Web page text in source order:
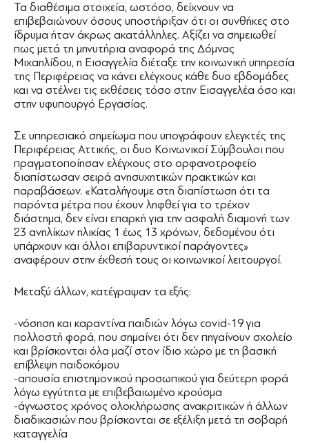
Τα διαθέσιμα στοιχεία, ωστόσο, δείχνουν να
επιβεβαιώνουν όσους υποστήριξαν ότι οι συνθήκες στο
ίδρυμα ήταν άκρως ακατάλληλες. Αξίζει να σημειωθεί
πως μετά τη μηνυτήρια αναφορά της Δόμνας
Μιχαηλίδου, η Εισαγγελία διέταξε την κοινωνική υπηρεσία
της Περιφέρειας να κάνει ελέγχους κάθε δυο εβδομάδες
και να στέλνει τις εκθέσεις τόσο στην Εισαγγελέα όσο και
στην υφυπουργό Εργασίας.
Σε υπηρεσιακό σημείωμα που υπογράφουν ελεγκτές της
Περιφέρειας Αττικής, οι δυο Κοινωνικοί Σύμβουλοι που
πραγματοποίησαν ελέγχους στο ορφανοτροφείο
διαπίστωσαν σειρά ανησυχητικών πρακτικών και
παραβάσεων. «Καταλήγουμε στη διαπίστωση ότι τα
παρόντα μέτρα που έχουν ληφθεί για το τρέχον
διάστημα, δεν είναι επαρκή για την ασφαλή διαμονή των
23 ανηλίκων ηλικίας 1 έως 13 χρόνων, δεδομένου ότι
υπάρχουν και άλλοι επιβαρυντικοί παράγοντες»
αναφέρουν στην έκθεσή τους οι κοινωνικοί λειτουργοί.
Μεταξύ άλλων, κατέγραψαν τα εξής:
-νόσηση και καραντίνα παιδιών λόγω covid-19 για
πολλοστή φορά, που σημαίνει ότι δεν πηγαίνουν σχολείο
και βρίσκονται όλα μαζί στον ίδιο χώρο με τη βασική
επίβλεψη παιδοκόμου
-απουσία επιστημονικού προσωπικού για δεύτερη φορά
λόγω εγγύτητα με επιβεβαιωμένο κρούσμα
-άγνωστος χρόνος ολοκλήρωσης ανακριτικών ή άλλων
διαδικασιών που βρίσκονται σε εξέλιξη μετά τη σοβαρή
καταγγελία